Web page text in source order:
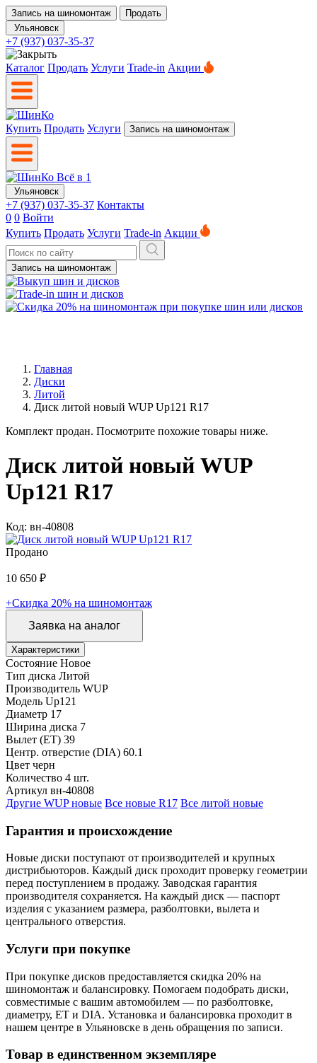
Запись на шиномонтаж
Продать
Ульяновск
+7 (937) 037-35-37
Каталог Продать Услуги Trade-in Акции
Купить Продать Услуги Запись на шиномонтаж
Ульяновск
+7 (937) 037-35-37 Контакты
0 0 Войти
Купить Продать Услуги Trade-in Акции
Запись на шиномонтаж
Главная
Диски
Литой
Диск литой новый WUP Up121 R17
Комплект продан. Посмотрите похожие товары ниже.
Диск литой новый WUP
Up121 R17
Код: вн-40808
Продано
10 650 ₽
+Скидка 20% на шиномонтаж
Заявка на аналог
Характеристики
Состояние Новое
Тип диска Литой
Производитель WUP
Модель Up121
Диаметр 17
Ширина диска 7
Вылет (ET) 39
Центр. отверстие (DIA) 60.1
Цвет черн
Количество 4 шт.
Артикул вн-40808
Другие WUP новые Все новые R17 Все литой новые
Гарантия и происхождение
Новые диски поступают от производителей и крупных
дистрибьюторов. Каждый диск проходит проверку геометрии
перед поступлением в продажу. Заводская гарантия
производителя сохраняется. На каждый диск — паспорт
изделия с указанием размера, разболтовки, вылета и
центрального отверстия.
Услуги при покупке
При покупке дисков предоставляется скидка 20% на
шиномонтаж и балансировку. Помогаем подобрать диски,
совместимые с вашим автомобилем — по разболтовке,
диаметру, ET и DIA. Установка и балансировка проходит в
нашем центре в Ульяновске в день обращения по записи.
Товар в единственном экземпляре